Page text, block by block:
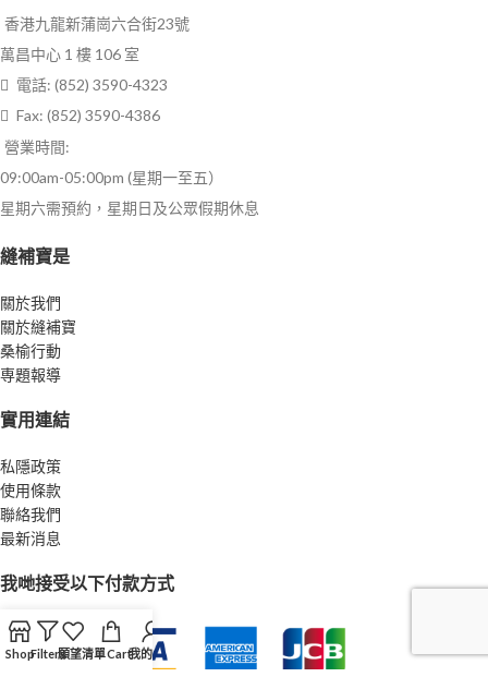
香港九龍新蒲崗六合街23號
萬昌中心 1 樓 106 室
電話: (852) 3590-4323
Fax: (852) 3590-4386
營業時間:
09:00am-05:00pm (星期一至五）
星期六需預約，星期日及公眾假期休息
縫補寶是
關於我們
關於縫補寶
桑榆行動
専題報導
實用連結
私隱政策
使用條款
聯絡我們
最新消息
我哋接受以下付款方式
ShopFilters願望清單Cart我的帳戶